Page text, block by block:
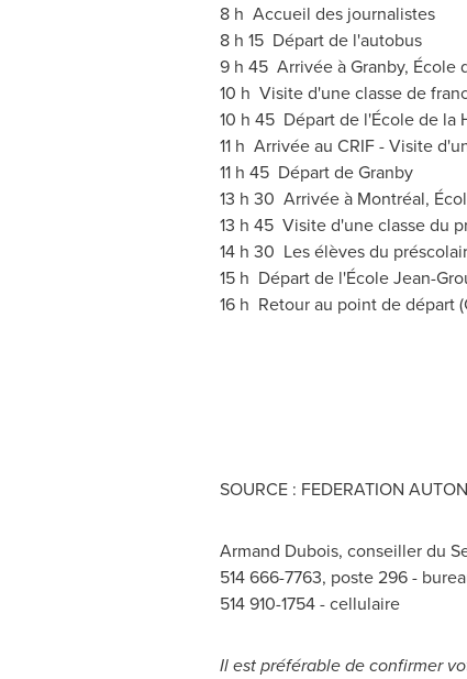
8 h Accueil des journalistes
8 h 15 Départ de l'autobus
9 h 45 Arrivée à Granby, École
10 h Visite d'une classe de
10 h 45 Départ de l'École de la
11 h Arrivée au CRIF - Visite
11 h 45 Départ de Granby
13 h 30 Arrivée à Montréal,
13 h 45 Visite d'une classe du
14 h 30 Les élèves du
15 h Départ de l'École Jean-
16 h Retour au point de départ
SOURCE : FEDERATION
Armand Dubois, conseiller du
514 666-7763, poste 296 -
514 910-1754 - cellulaire
Il est préférable de confirmer